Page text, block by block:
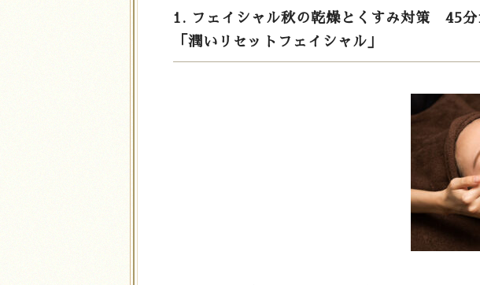
1. フェイシャル秋の乾燥とくすみ対策 45分
「潤いリセットフェイシャル」